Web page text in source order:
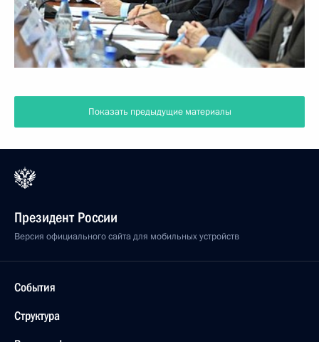
Показать предыдущие материалы
Президент России
Версия официального сайта для мобильных устройств
События
Структура